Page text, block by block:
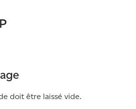
doit être laissé vide.